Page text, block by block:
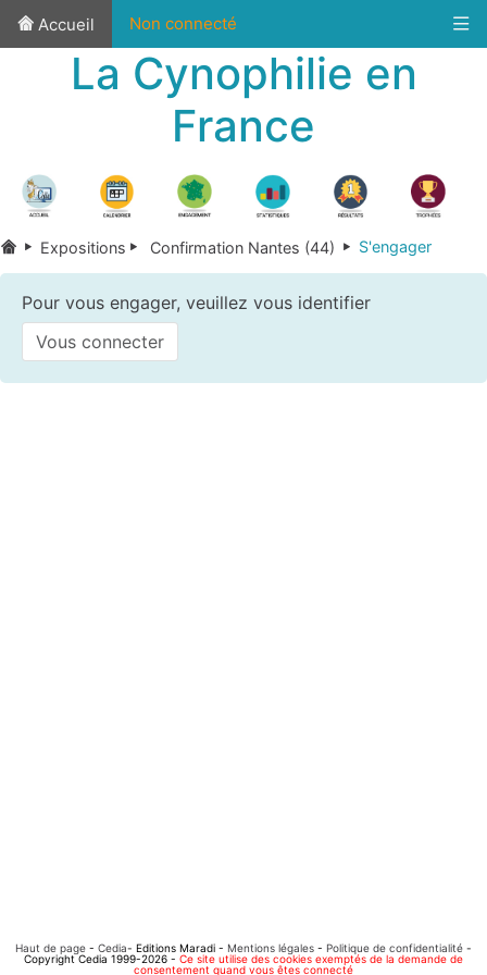
Accueil Non connecté
La Cynophilie en
France
Expositions Confirmation Nantes (44) S'engager
Pour vous engager, veuillez vous identifier
Vous connecter
Haut de page - Cedia- Editions Maradi - Mentions légales - Politique de confidentialité -
Copyright Cedia 1999-2026 - Ce site utilise des cookies exemptés de la demande de
consentement quand vous êtes connecté